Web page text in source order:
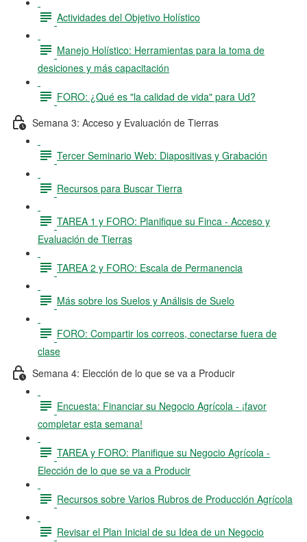
Actividades del Objetivo Holístico
Manejo Holístico: Herramientas para la toma de
desiciones y más capacitación
FORO: ¿Qué es "la calidad de vida" para Ud?
Semana 3: Acceso y Evaluación de Tierras
Tercer Seminario Web: Diapositivas y Grabación
Recursos para Buscar Tierra
TAREA 1 y FORO: Planifique su Finca - Acceso y
Evaluación de Tierras
TAREA 2 y FORO: Escala de Permanencia
Más sobre los Suelos y Análisis de Suelo
FORO: Compartir los correos, conectarse fuera de
clase
Semana 4: Elección de lo que se va a Producir
Encuesta: Financiar su Negocio Agrícola - ¡favor
completar esta semana!
TAREA y FORO: Planifique su Negocio Agrícola -
Elección de lo que se va a Producir
Recursos sobre Varios Rubros de Producción Agrícola
Revisar el Plan Inicial de su Idea de un Negocio